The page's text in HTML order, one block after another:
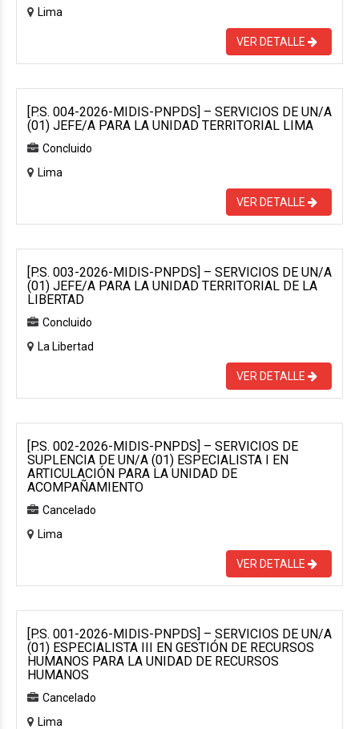
Lima
VER DETALLE
[P.S. 004-2026-MIDIS-PNPDS] – SERVICIOS DE UN/A
(01) JEFE/A PARA LA UNIDAD TERRITORIAL LIMA
Concluido
Lima
VER DETALLE
[P.S. 003-2026-MIDIS-PNPDS] – SERVICIOS DE UN/A
(01) JEFE/A PARA LA UNIDAD TERRITORIAL DE LA
LIBERTAD
Concluido
La Libertad
VER DETALLE
[P.S. 002-2026-MIDIS-PNPDS] – SERVICIOS DE
SUPLENCIA DE UN/A (01) ESPECIALISTA I EN
ARTICULACIÓN PARA LA UNIDAD DE
ACOMPAÑAMIENTO
Cancelado
Lima
VER DETALLE
[P.S. 001-2026-MIDIS-PNPDS] – SERVICIOS DE UN/A
(01) ESPECIALISTA III EN GESTIÓN DE RECURSOS
HUMANOS PARA LA UNIDAD DE RECURSOS
HUMANOS
Cancelado
Lima